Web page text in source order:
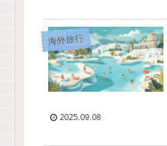
海外旅行
2025.09.08